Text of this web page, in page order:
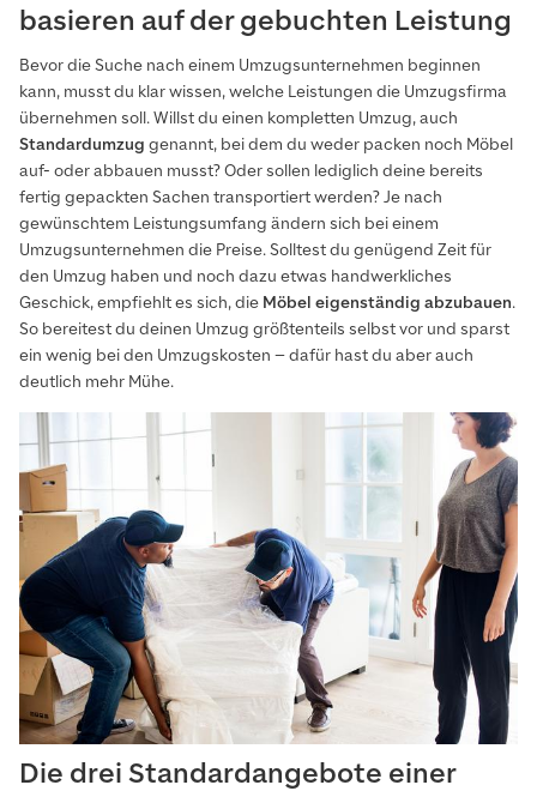
basieren auf der gebuchten Leistung
Bevor die Suche nach einem Umzugsunternehmen beginnen
kann, musst du klar wissen, welche Leistungen die Umzugsfirma
übernehmen soll. Willst du einen kompletten Umzug, auch
Standardumzug genannt, bei dem du weder packen noch Möbel
auf- oder abbauen musst? Oder sollen lediglich deine bereits
fertig gepackten Sachen transportiert werden? Je nach
gewünschtem Leistungsumfang ändern sich bei einem
Umzugsunternehmen die Preise. Solltest du genügend Zeit für
den Umzug haben und noch dazu etwas handwerkliches
Geschick, empfiehlt es sich, die Möbel eigenständig abzubauen.
So bereitest du deinen Umzug größtenteils selbst vor und sparst
ein wenig bei den Umzugskosten – dafür hast du aber auch
deutlich mehr Mühe.
Die drei Standardangebote einer